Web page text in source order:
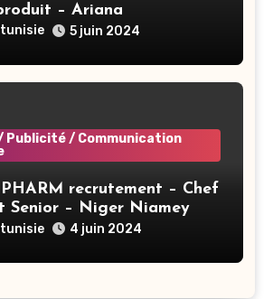
– Ariana
5 juin 2024
Publicité / Communication
recrutement – Chef
Senior – Niger Niamey
4 juin 2024